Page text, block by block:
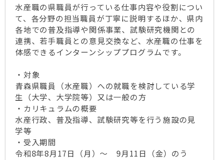
水産職の県職員が行っている仕事内容や役割につい
て、各分野の担当職員が丁寧に説明するほか、県内
各地での普及指導や関係事業、試験研究機関との
連携、若手職員との意見交換など、水産職の仕事を
体感できるインターンシッププログラムです。
・対象
青森県職員（水産職）への就職を検討している学
生（大学、大学院等）又は一般の方
・カリキュラムの概要
水産行政、普及指導、試験研究等を行う施設の見
学等
・受入期間
令和8年8月17日（月）～ 9月11日（金）のう